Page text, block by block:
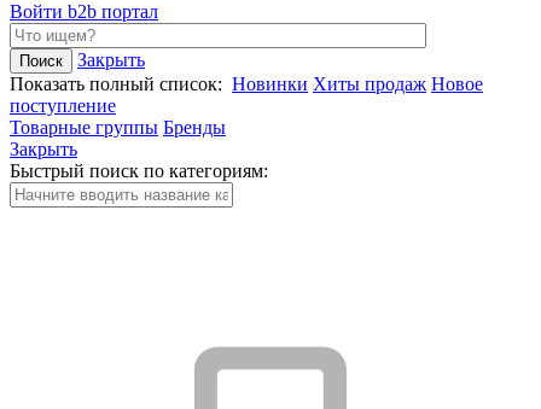
Войти b2b портал
Закрыть
Показать полный список: Новинки Хиты продаж Новое
поступление
Товарные группы Бренды
Закрыть
Быстрый поиск по категориям: